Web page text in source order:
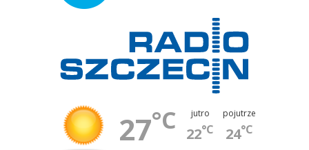
27°C jutro
22°C
pojutrze
24°C